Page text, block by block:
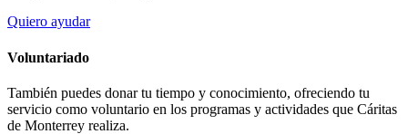
Quiero ayudar
Voluntariado
También puedes donar tu tiempo y conocimiento, ofreciendo tu
servicio como voluntario en los programas y actividades que Cáritas
de Monterrey realiza.